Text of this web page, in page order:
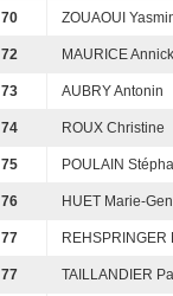
70 ZOUAOUI
72 MAURICE Annick
73 AUBRY Antonin
74 ROUX Christine
75 POULAIN
76 HUET Marie-
77 REHSPRINGER
77 TAILLANDIER